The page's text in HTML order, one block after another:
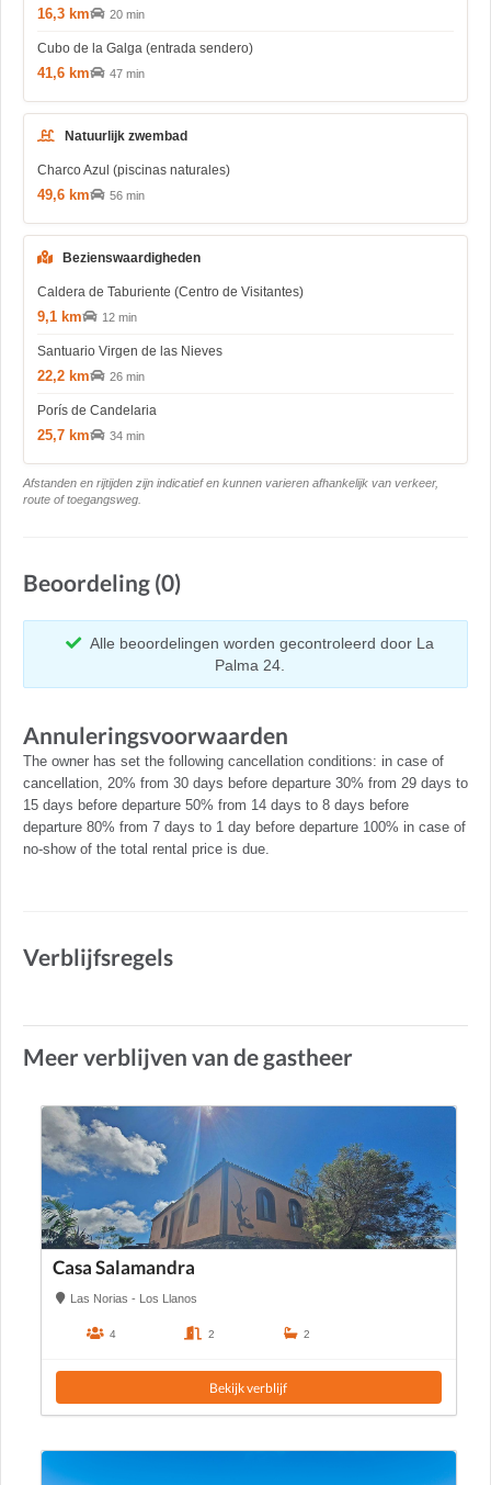
16,3 km 20 min
Cubo de la Galga (entrada sendero)
41,6 km 47 min
Natuurlijk zwembad
Charco Azul (piscinas naturales)
49,6 km 56 min
Bezienswaardigheden
Caldera de Taburiente (Centro de Visitantes)
9,1 km 12 min
Santuario Virgen de las Nieves
22,2 km 26 min
Porís de Candelaria
25,7 km 34 min
Afstanden en rijtijden zijn indicatief en kunnen varieren afhankelijk van verkeer,
route of toegangsweg.
Beoordeling (0)
Alle beoordelingen worden gecontroleerd door La
Palma 24.
Annuleringsvoorwaarden
The owner has set the following cancellation conditions: in case of
cancellation, 20% from 30 days before departure 30% from 29 days to
15 days before departure 50% from 14 days to 8 days before
departure 80% from 7 days to 1 day before departure 100% in case of
no-show of the total rental price is due.
Verblijfsregels
Meer verblijven van de gastheer
Casa Salamandra
Las Norias - Los Llanos
4 2 2
Bekijk verblijf